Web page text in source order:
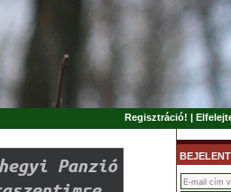
Regisztráció! |